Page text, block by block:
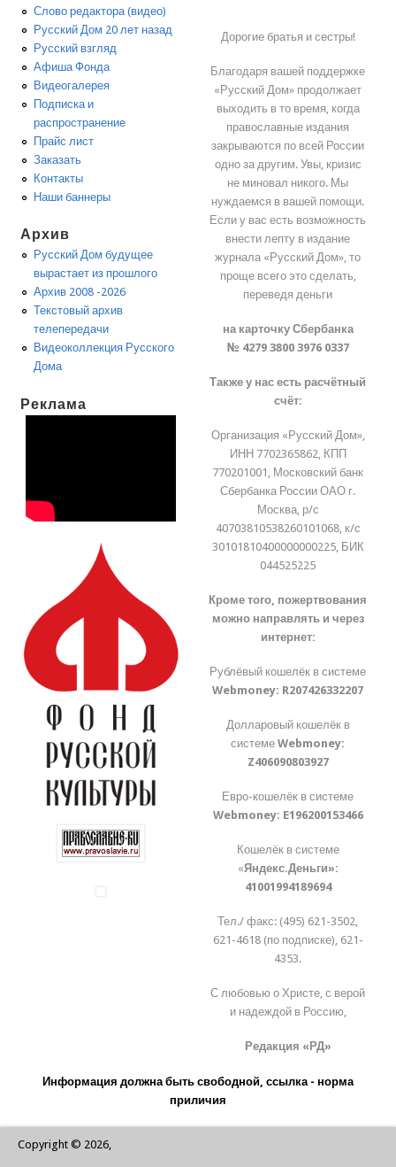
Слово редактора (видео)
Русский Дом 20 лет назад
Русский взгляд
Афиша Фонда
Видеогалерея
Подписка и
распространение
Прайс лист
Заказать
Контакты
Наши баннеры
Архив
Русский Дом будущее
вырастает из прошлого
Архив 2008 -2026
Текстовый архив
телепередачи
Видеоколлекция Русского
Дома
Реклама
Дорогие братья и сестры!
Благодаря вашей поддержке
«Русский Дом» продолжает
выходить в то время, когда
православные издания
закрываются по всей России
одно за другим. Увы, кризис
не миновал никого. Мы
нуждаемся в вашей помощи.
Если у вас есть возможность
внести лепту в издание
журнала «Русский Дом», то
проще всего это сделать,
переведя деньги
на карточку Сбербанка
№ 4279 3800 3976 0337
Также у нас есть расчётный
счёт:
Организация «Русский Дом»,
ИНН 7702365862, КПП
770201001, Московский банк
Сбербанка России ОАО г.
Москва, р/с
40703810538260101068, к/с
30101810400000000225, БИК
044525225
Кроме того, пожертвования
можно направлять и через
интернет:
Рублёвый кошелёк в системе
Webmoney: R207426332207
Долларовый кошелёк в
системеWebmoney:
Z406090803927
Евро-кошелёк в системе
Webmoney: E196200153466
Кошелёк в системе
«Яндекс.Деньги»:
41001994189694
Тел./ факс: (495) 621-3502,
621-4618 (по подписке), 621-
4353.
С любовью о Христе, с верой
и надеждой в Россию,
Редакция «РД»
Информация должна быть свободной, ссылка - норма
приличия
Copyright © 2026,